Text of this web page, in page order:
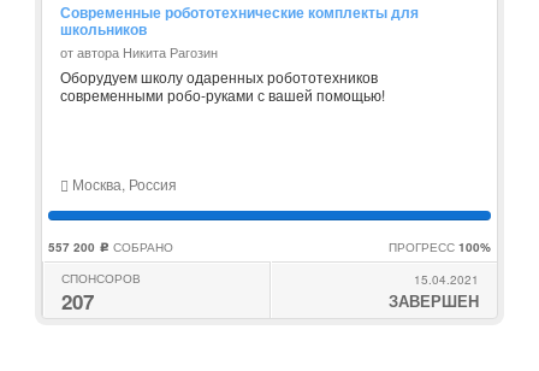
Современные робототехнические комплекты для
школьников
от автора Никита Рагозин
Оборудуем школу одаренных робототехников
современными робо-руками с вашей помощью!
Москва, Россия
557 200 c СОБРАНО ПРОГРЕСС 100%
СПОНСОРОВ
207
15.04.2021
ЗАВЕРШЕН